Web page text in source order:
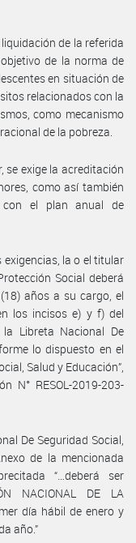
de la referida
de la norma de
en situación de
relacionados con la
como mecanismo
de la pobreza.
se exige la acreditación
como así también
el plan anual de
la o el titular
Social deberá
años a su cargo, el
los incisos e) y f) del
Libreta Nacional De
lo dispuesto en el
Salud y Educación”,
N° RESOL-2019-203-
De Seguridad Social,
de la mencionada
“…deberá ser
NACIONAL DE LA
día hábil de enero y
año.”